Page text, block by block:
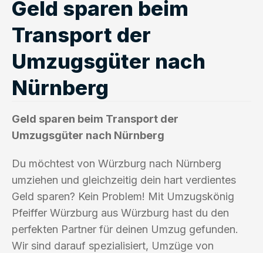
Geld sparen beim
Transport der
Umzugsgüter nach
Nürnberg
Geld sparen beim Transport der
Umzugsgüter nach Nürnberg
Du möchtest von Würzburg nach Nürnberg
umziehen und gleichzeitig dein hart verdientes
Geld sparen? Kein Problem! Mit Umzugskönig
Pfeiffer Würzburg aus Würzburg hast du den
perfekten Partner für deinen Umzug gefunden.
Wir sind darauf spezialisiert, Umzüge von